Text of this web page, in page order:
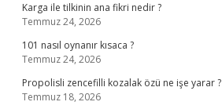
Karga ile tilkinin ana fikri nedir ?
Temmuz 24, 2026
101 nasıl oynanır kısaca ?
Temmuz 24, 2026
Propolisli zencefilli kozalak özü ne işe yarar ?
Temmuz 18, 2026